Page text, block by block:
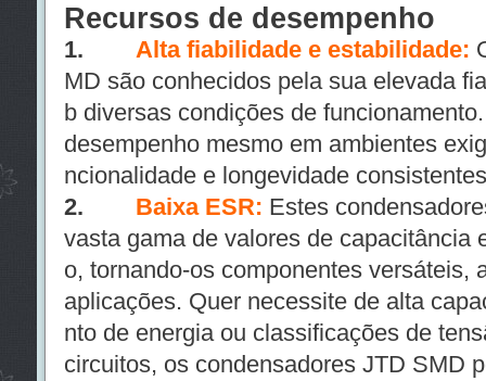
Recursos de desempenho
1. Alta fiabilidade e estabilidade:
MD são conhecidos pela sua elevada
b diversas condições de
desempenho mesmo em ambientes
ncionalidade e longevidade
2. Baixa ESR: Estes
vasta gama de valores de capacitância
o, tornando-os componentes versáteis,
aplicações. Quer necessite de alta
nto de energia ou classificações de
circuitos, os condensadores JTD SMD